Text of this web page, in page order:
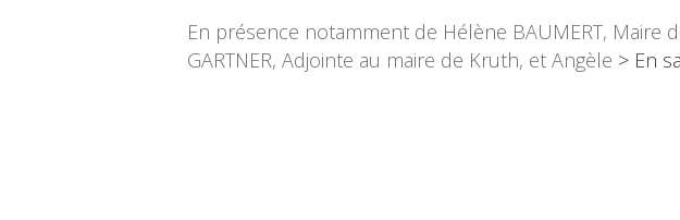
En présence notamment de Hélène BAUMERT, Maire
GARTNER, Adjointe au maire de Kruth, et Angèle > En